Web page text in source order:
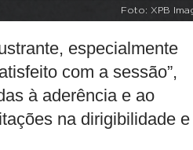
Foto: XPB
especialmente
com a sessão”,
à aderência e ao
na dirigibilidade